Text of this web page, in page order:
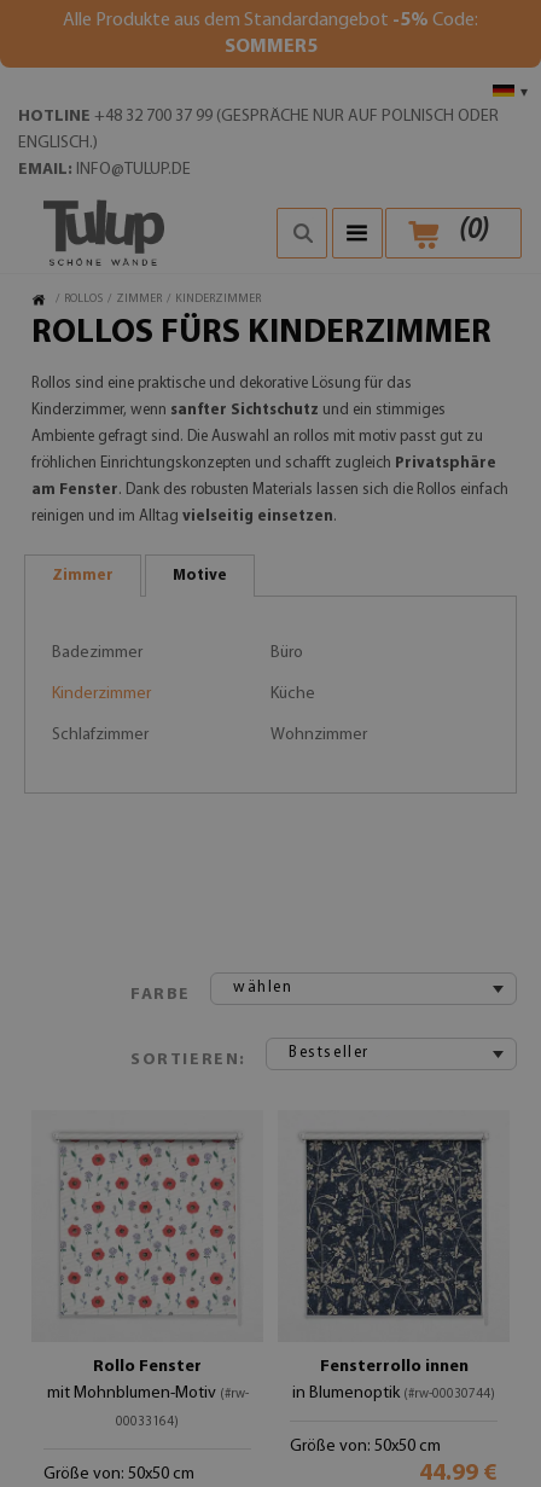
Alle Produkte aus dem Standardangebot -5% Code:
SOMMER5
▾
HOTLINE +48 32 700 37 99 (GESPRÄCHE NUR AUF POLNISCH ODER
ENGLISCH.)
EMAIL: INFO@TULUP.DE
(0)
/ ROLLOS / ZIMMER / KINDERZIMMER
ROLLOS FÜRS KINDERZIMMER
Rollos sind eine praktische und dekorative Lösung für das
Kinderzimmer, wenn sanfter Sichtschutz und ein stimmiges
Ambiente gefragt sind. Die Auswahl an rollos mit motiv passt gut zu
fröhlichen Einrichtungskonzepten und schafft zugleich Privatsphäre
am Fenster. Dank des robusten Materials lassen sich die Rollos einfach
reinigen und im Alltag vielseitig einsetzen.
Zimmer Motive
Badezimmer Büro
Kinderzimmer Küche
Schlafzimmer Wohnzimmer
FARBE wählen
SORTIEREN: Bestseller
Rollo Fenster
mit Mohnblumen-Motiv (#rw-
00033164)
Größe von: 50x50 cm
Fensterrollo innen
in Blumenoptik (#rw-00030744)
Größe von: 50x50 cm
44.99 €